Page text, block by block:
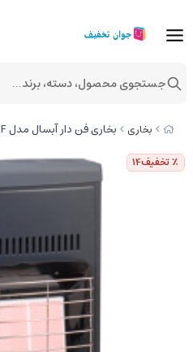
بخاری بخاری فن دار آبسال مدل 437F
٪ تخفیف14
جستجوی محصول، دسته، برند...